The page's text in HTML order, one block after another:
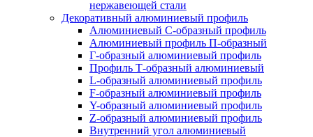
нержавеющей стали
Декоративный алюминиевый профиль
Алюминиевый С-образный профиль
Алюминиевый профиль П-образный
Г-образный алюминиевый профиль
Профиль Т-образный алюминиевый
L-образный алюминиевый профиль
F-образный алюминиевый профиль
Y-образный алюминиевый профиль
Z-образный алюминиевый профиль
Внутренний угол алюминиевый